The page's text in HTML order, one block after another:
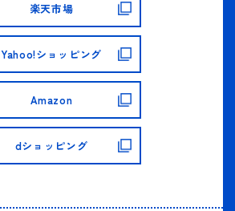
楽天市場
Yahoo!ショッピング
Amazon
dショッピング